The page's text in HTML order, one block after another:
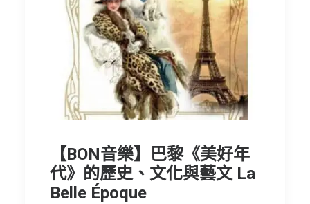
【BON音樂】巴黎《美好年
代》的歷史、文化與藝文 La
Belle Époque